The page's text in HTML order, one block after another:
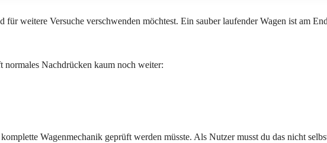
weitere Versuche verschwenden möchtest. Ein sauber laufender Wagen ist am
normales Nachdrücken kaum noch weiter:
Wagenmechanik geprüft werden müsste. Als Nutzer musst du das nicht